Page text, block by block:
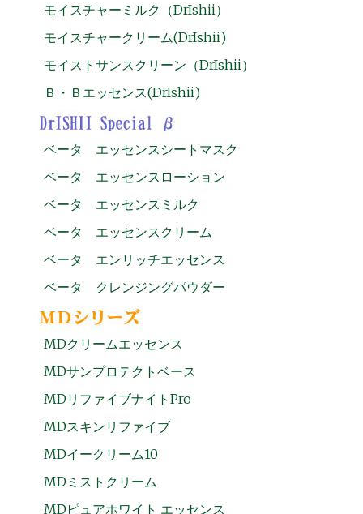
モイスチャーミルク（DrIshii）
モイスチャークリーム(DrIshii)
モイストサンスクリーン（DrIshii）
Ｂ・Ｂエッセンス(DrIshii)
ベータ エッセンスシートマスク
ベータ エッセンスローション
ベータ エッセンスミルク
ベータ エッセンスクリーム
ベータ エンリッチエッセンス
ベータ クレンジングパウダー
MDクリームエッセンス
MDサンプロテクトベース
MDリファイブナイトPro
MDスキンリファイブ
MDイークリーム10
MDミストクリーム
MDピュアホワイト エッセンス